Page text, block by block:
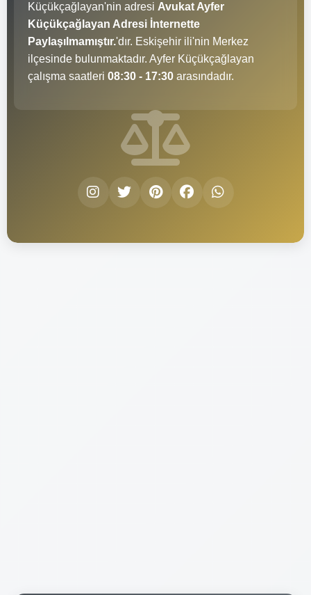
Küçükçağlayan'nin adresi Avukat Ayfer
Küçükçağlayan Adresi İnternette
Paylaşılmamıştır.'dır. Eskişehir ili'nin Merkez
ilçesinde bulunmaktadır. Ayfer Küçükçağlayan
çalışma saatleri 08:30 - 17:30 arasındadır.